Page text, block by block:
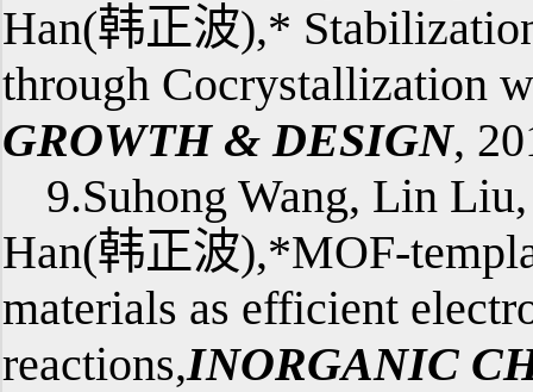
Han(韩正波),*
through Cocrystallization
GROWTH & DESIGN,
9.Suhong Wang, Lin
Han(韩正波),*MOF-
materials as efficient
reactions,INORGANIC